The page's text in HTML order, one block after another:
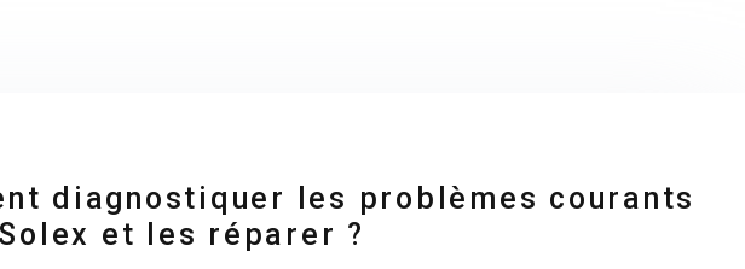
diagnostiquer les problèmes courants
et les réparer ?